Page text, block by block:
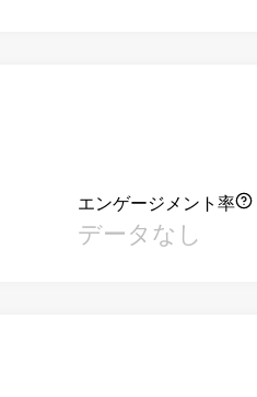
エンゲージメント率
データなし